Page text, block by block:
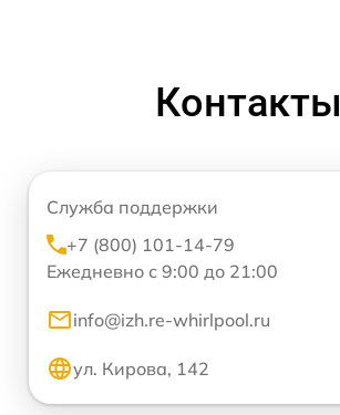
Контакты
Служба поддержки
+7 (800) 101-14-79
Ежедневно с 9:00 до 21:00
info@izh.re-whirlpool.ru
ул. Кирова, 142